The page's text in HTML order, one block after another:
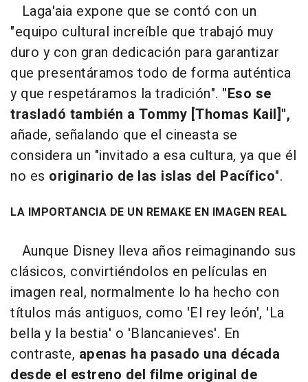
Laga'aia expone que se contó con un
"equipo cultural increíble que trabajó muy
duro y con gran dedicación para garantizar
que presentáramos todo de forma auténtica
y que respetáramos la tradición". "Eso se
trasladó también a Tommy [Thomas Kail]",
añade, señalando que el cineasta se
considera un "invitado a esa cultura, ya que él
no es originario de las islas del Pacífico".
LA IMPORTANCIA DE UN REMAKE EN IMAGEN REAL
Aunque Disney lleva años reimaginando sus
clásicos, convirtiéndolos en películas en
imagen real, normalmente lo ha hecho con
títulos más antiguos, como 'El rey león', 'La
bella y la bestia' o 'Blancanieves'. En
contraste, apenas ha pasado una década
desde el estreno del filme original de